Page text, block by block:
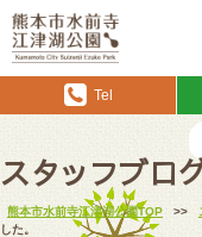
Tel
スタッフブロ
熊本市水前寺江津湖公園TOP >>
した。